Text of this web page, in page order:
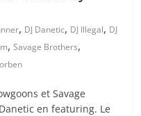
, DJ Danetic, DJ Illegal, DJ
,Savage Brothers,
et Savage
en featuring. Le